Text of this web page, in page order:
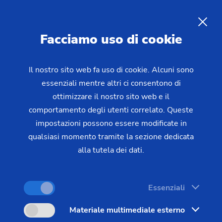
Settori e soluzioni
Pezzi
Electric and Combustion Engines
Pistone
Lavorazione di pistoni
La lavorazione di pistoni rientra tra i procedimenti
motori. EMAG propone per questo settore tutte le
Specialmente per la lavorazione dei contorni
Facciamo uso di cookie
Il nostro sito web fa uso di cookie. Alcuni sono
essenziali mentre altri ci consentono di
ottimizzare il nostro sito web e il
comportamento degli utenti correlato. Queste
impostazioni possono essere modificate in
qualsiasi momento tramite la sezione dedicata
alla tutela dei dati.
Essenziali
Materiale multimediale esterno